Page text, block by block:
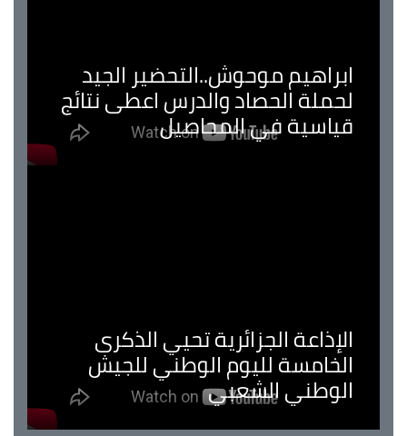
ابراهيم موحوش..التحضير الجيد
لحملة الحصاد والدرس اعطى نتائج
قياسية في المحاصيل
الإذاعة الجزائرية تحيي الذكرى
الخامسة لليوم الوطني للجيش
الوطني الشعبي